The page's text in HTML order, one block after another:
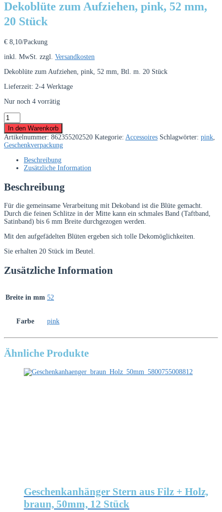
Dekoblüte zum Aufziehen, pink, 52 mm,
20 Stück
€ 8,10/Packung
inkl. MwSt. zzgl. Versandkosten
Dekoblüte zum Aufziehen, pink, 52 mm, Btl. m. 20 Stück
Lieferzeit: 2-4 Werktage
Nur noch 4 vorrätig
Dekoblüte
zum
Aufziehen,
pink,
52
Stück
In den Warenkorb
Artikelnummer: 862355202520 Kategorie: Accessoires Schlagwörter: pink,
Geschenkverpackung
Beschreibung
Zusätzliche Information
Beschreibung
Für die gemeinsame Verarbeitung mit Dekoband ist die Blüte gemacht.
Durch die feinen Schlitze in der Mitte kann ein schmales Band (Taftband,
Satinband) bis 6 mm Breite durchgezogen werden.
Mit den aufgefädelten Blüten ergeben sich tolle Dekomöglichkeiten.
Sie erhalten 20 Stück im Beutel.
Zusätzliche Information
Breite in mm 52
Farbe pink
Ähnliche Produkte
Geschenkanhänger Stern aus Filz + Holz,
braun, 50mm, 12 Stück